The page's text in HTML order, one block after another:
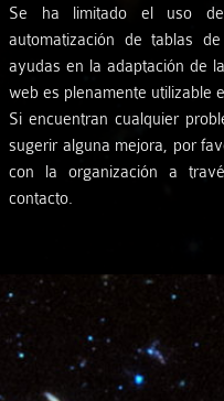
Se ha limitado el uso
automatización de tablas
ayudas en la adaptación de
web es plenamente utilizable
Si encuentran cualquier
sugerir alguna mejora, por
con la organización a
contacto.